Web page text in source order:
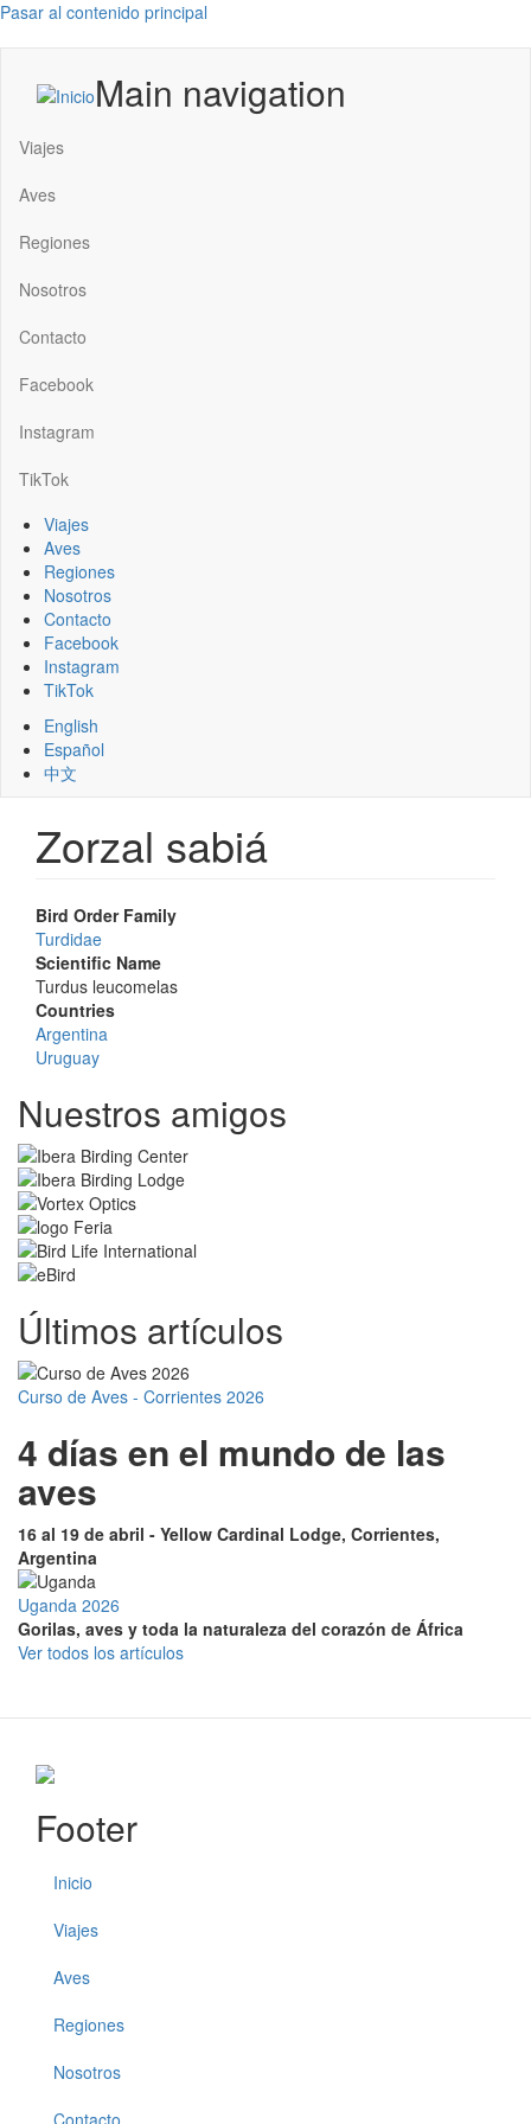
Pasar al contenido principal
Main navigation
Viajes
Aves
Regiones
Nosotros
Contacto
Facebook
Instagram
TikTok
Viajes
Aves
Regiones
Nosotros
Contacto
Facebook
Instagram
TikTok
English
Español
中文
Zorzal sabiá
Bird Order Family
Turdidae
Scientific Name
Turdus leucomelas
Countries
Argentina
Uruguay
Nuestros amigos
Últimos artículos
Curso de Aves - Corrientes 2026
4 días en el mundo de las
aves
16 al 19 de abril - Yellow Cardinal Lodge, Corrientes,
Argentina
Uganda 2026
Gorilas, aves y toda la naturaleza del corazón de África
Ver todos los artículos
Footer
Inicio
Viajes
Aves
Regiones
Nosotros
Contacto